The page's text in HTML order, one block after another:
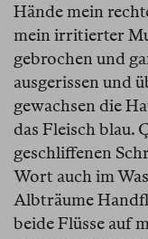
Hände mein
mein irritierter
gebrochen und
ausgerissen und
gewachsen die
das Fleisch blau.
geschliffenen
Wort auch im
Albträume
beide Flüsse auf